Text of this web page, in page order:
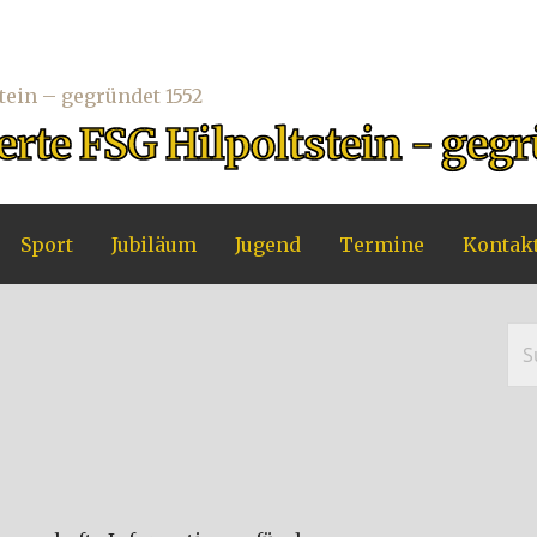
FSG Hilpoltstein -
Sport Jubiläum Jugend Termine